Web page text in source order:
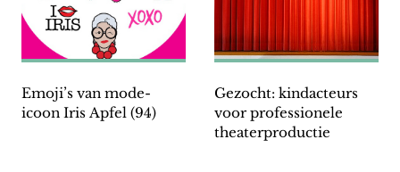
Emoji’s van mode-
icoon Iris Apfel (94)
Gezocht: kindacteurs
voor professionele
theaterproductie